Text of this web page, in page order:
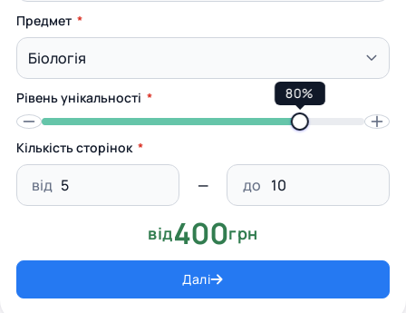
Предмет
Рівень унікальності 80%
Кількість сторінок
від до
від400грн
Далі